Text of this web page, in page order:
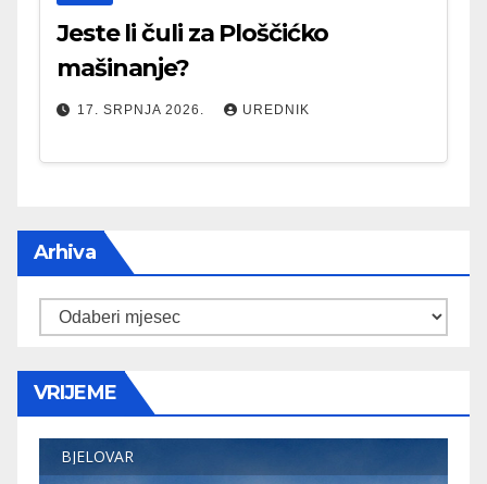
Jeste li čuli za Ploščićko
mašinanje?
17. SRPNJA 2026. UREDNIK
Arhiva
Arhiva
VRIJEME
BJELOVAR